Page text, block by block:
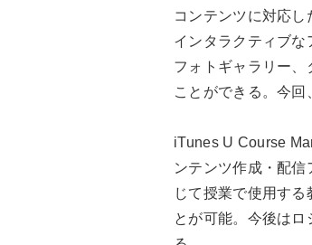
コンテンツに対応し
インタラクティブ
フォトギャラリー、
ことができる。今回
iTunes U Course
ンテンツ作成・配
じて授業で使用す
とが可能。今後は